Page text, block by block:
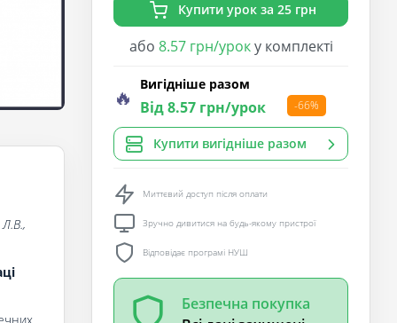
Купити урок за 25 грн
або 8.57 грн/уроку комплекті
🔥 Вигідніше разом
Від 8.57 грн/урок -66%
Купити вигідніше разом
Миттєвий доступ після оплати
Зручно дивитися на будь-якому пристрої
Відповідає програмі НУШ
Безпечна покупка